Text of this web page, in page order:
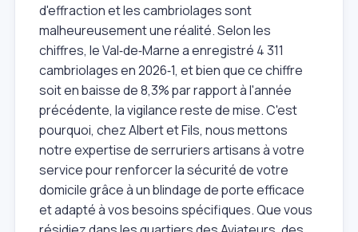
d'effraction et les cambriolages sont
malheureusement une réalité. Selon les
chiffres, le Val‑de‑Marne a enregistré 4 311
cambriolages en 2026‑1, et bien que ce chiffre
soit en baisse de 8,3% par rapport à l'année
précédente, la vigilance reste de mise. C'est
pourquoi, chez Albert et Fils, nous mettons
notre expertise de serruriers artisans à votre
service pour renforcer la sécurité de votre
domicile grâce à un blindage de porte efficace
et adapté à vos besoins spécifiques. Que vous